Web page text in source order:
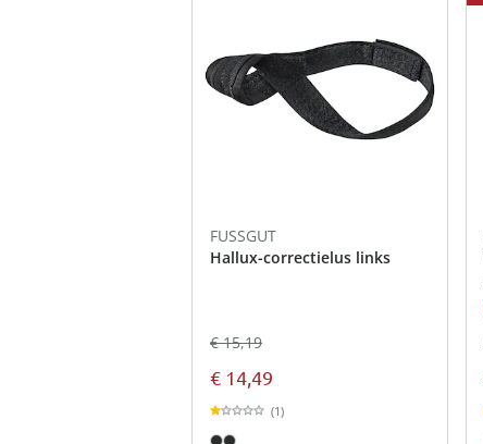
FUSSGUT
Hallux-correctielus links
€ 15,19
€ 14,49
(1)